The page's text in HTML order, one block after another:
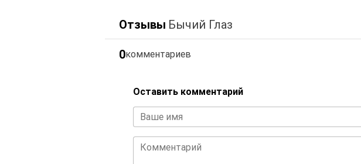
Отзывы Бычий Глаз
0комментариев
Оставить комментарий
Ваше имя
Комментарий